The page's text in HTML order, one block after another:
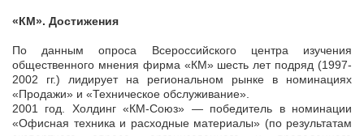
«КМ». Достижения
По данным опроса Всероссийского центра изучения
общественного мнения фирма «КМ» шесть лет подряд (1997-
2002 гг.) лидирует на региональном рынке в номинациях
«Продажи» и «Техническое обслуживание».
2001 год. Холдинг «КМ-Союз» — победитель в номинации
«Офисная техника и расходные материалы» (по результатам